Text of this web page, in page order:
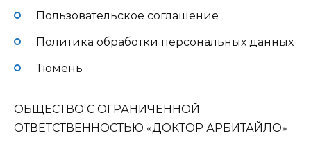
Пользовательское соглашение
Политика обработки персональных данных
Тюмень
ОБЩЕСТВО С ОГРАНИЧЕННОЙ
ОТВЕТСТВЕННОСТЬЮ «ДОКТОР АРБИТАЙЛО»